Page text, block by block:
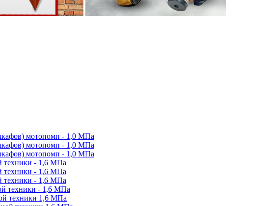
мотопомп - 1,0 МПа
мотопомп - 1,0 МПа
мотопомп - 1,0 МПа
техники - 1,6 МПа
техники - 1,6 МПа
техники - 1,6 МПа
техники - 1,6 МПа
техники 1,6 МПа